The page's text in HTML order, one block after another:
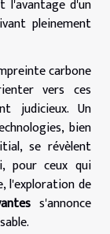
l'avantage d'un
pleinement
carbone
vers ces
judicieux. Un
bien
se révèlent
pour ceux qui
l'exploration de
s'annonce